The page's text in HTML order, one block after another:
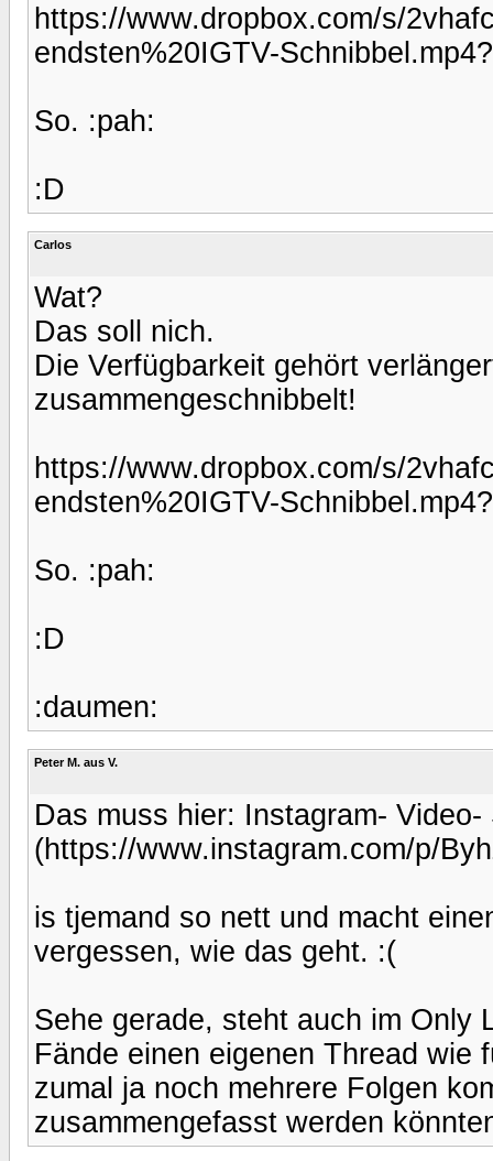
https://www.dropbox.com/s/
endsten%20IGTV-
So. :pah:
:D
Carlos
Wat?
Das soll nich.
Die Verfügbarkeit gehört
zusammengeschnibbelt!
https://www.dropbox.com/s/
endsten%20IGTV-
So. :pah:
:D
:daumen:
Peter M. aus V.
Das muss hier: Instagram-
(https://www.instagram.com/p/
is tjemand so nett und macht
vergessen, wie das geht. :(
Sehe gerade, steht auch im Only
Fände einen eigenen Thread wie
zumal ja noch mehrere Folgen
zusammengefasst werden